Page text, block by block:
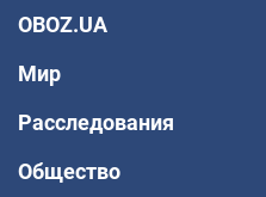
OBOZ.UA
Мир
Расследования
Общество